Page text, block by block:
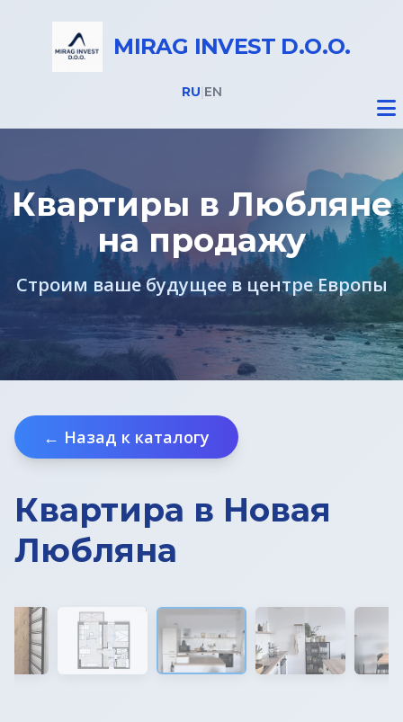
MIRAG INVEST D.O.O.
RU EN
Недвижимость
Все объекты
Недвижимость в Словении
Земельные участки под строительство
Дома у моря
Квартиры у моря
Дома в Любляне
Квартиры в Любляне
на продажу
Строим ваше будущее в центре Европы
← Назад к каталогу
Квартира в Новая
Любляна